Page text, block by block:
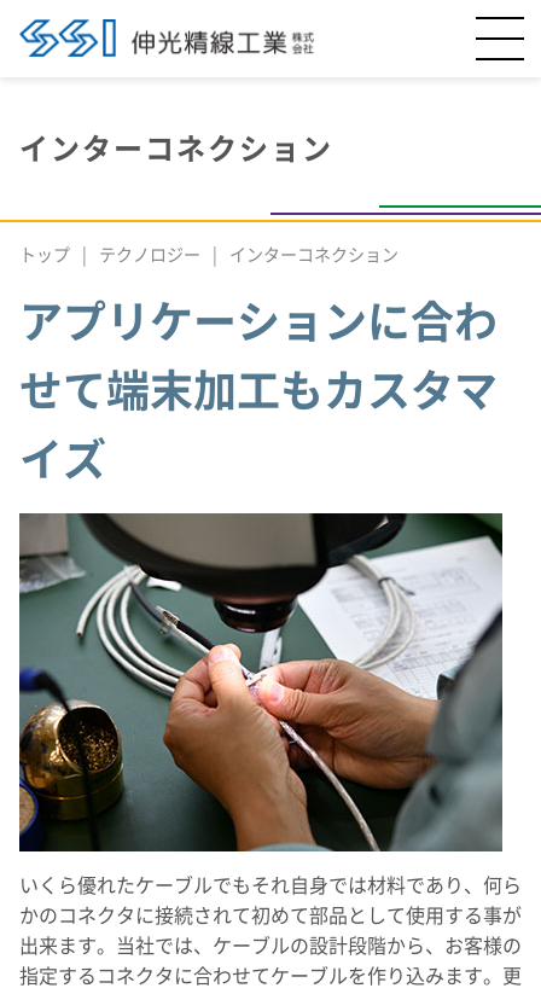
インターコネクション
トップ テクノロジー インターコネクション
アプリケーションに合わ
せて端末加工もカスタマ
イズ
いくら優れたケーブルでもそれ自身では材料であり、何ら
かのコネクタに接続されて初めて部品として使用する事が
出来ます。当社では、ケーブルの設計段階から、お客様の
指定するコネクタに合わせてケーブルを作り込みます。更